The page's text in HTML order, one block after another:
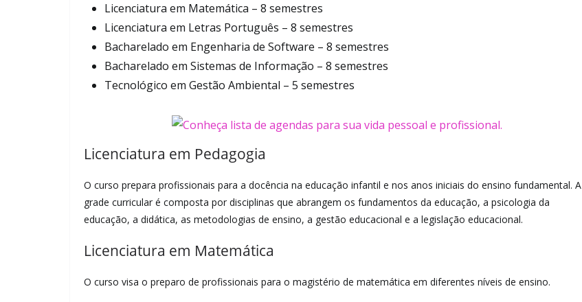
Licenciatura em Matemática – 8 semestres
Licenciatura em Letras Português – 8 semestres
Bacharelado em Engenharia de Software – 8 semestres
Bacharelado em Sistemas de Informação – 8 semestres
Tecnológico em Gestão Ambiental – 5 semestres
Licenciatura em Pedagogia
O curso prepara profissionais para a docência na educação infantil e nos anos iniciais do ensino fundamental. A
grade curricular é composta por disciplinas que abrangem os fundamentos da educação, a psicologia da
educação, a didática, as metodologias de ensino, a gestão educacional e a legislação educacional.
Licenciatura em Matemática
O curso visa o preparo de profissionais para o magistério de matemática em diferentes níveis de ensino.